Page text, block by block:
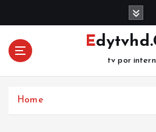
o
tv por
Home